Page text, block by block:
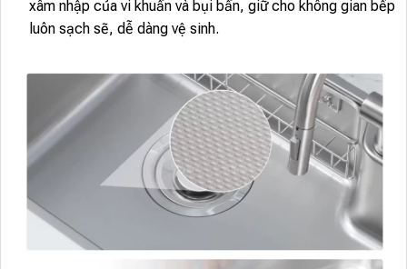
xâm nhập của vi khuẩn và bụi bẩn, giữ cho không gian bếp
luôn sạch sẽ, dễ dàng vệ sinh.